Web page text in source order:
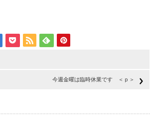
今週金曜は臨時休業です ＜ｐ＞